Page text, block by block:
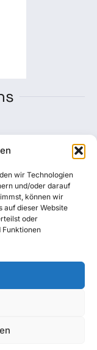
wir Technologien
und/oder darauf
können wir
auf dieser Website
oder